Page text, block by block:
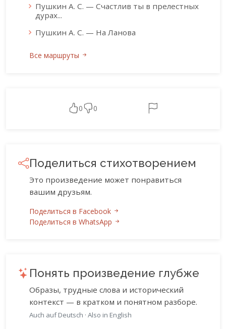
Пушкин А. С. — Счастлив ты в прелестных
дурах...
Пушкин А. С. — На Ланова
Все маршруты
0 0
Поделиться стихотворением
Это произведение может понравиться
вашим друзьям.
Поделиться в Facebook
Поделиться в WhatsApp
Понять произведение глубже
Образы, трудные слова и исторический
контекст — в кратком и понятном разборе.
Auch auf Deutsch · Also in English